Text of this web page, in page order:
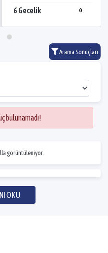
6 Gecelik 0
Arama Sonuçları
bulunamadı!
görüntüleniyor.
OKU